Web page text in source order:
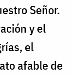
Señor.
y el
el
afable de